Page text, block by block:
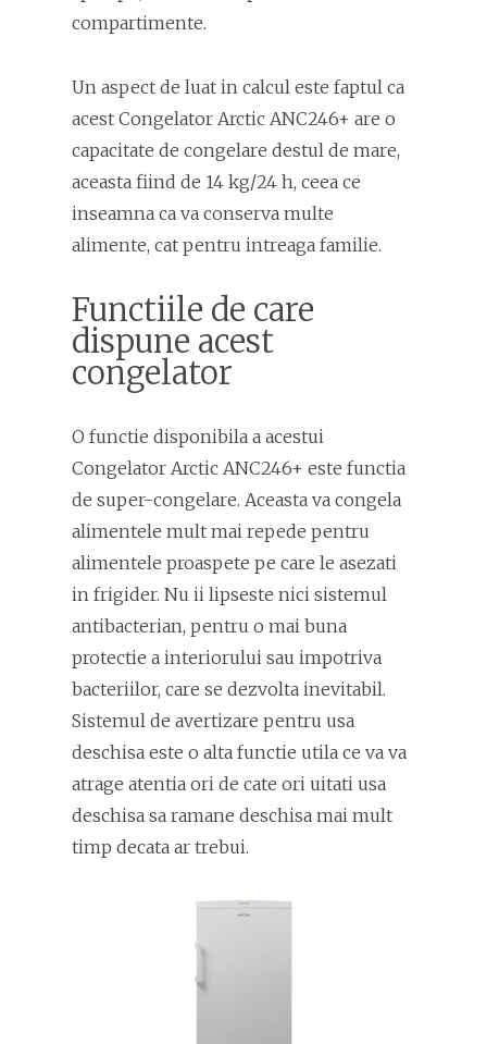
compartimente.
Un aspect de luat in calcul este faptul ca
acest Congelator Arctic ANC246+ are o
capacitate de congelare destul de mare,
aceasta fiind de 14 kg/24 h, ceea ce
inseamna ca va conserva multe
alimente, cat pentru intreaga familie.
Functiile de care
dispune acest
congelator
O functie disponibila a acestui
Congelator Arctic ANC246+ este functia
de super-congelare. Aceasta va congela
alimentele mult mai repede pentru
alimentele proaspete pe care le asezati
in frigider. Nu ii lipseste nici sistemul
antibacterian, pentru o mai buna
protectie a interiorului sau impotriva
bacteriilor, care se dezvolta inevitabil.
Sistemul de avertizare pentru usa
deschisa este o alta functie utila ce va va
atrage atentia ori de cate ori uitati usa
deschisa sa ramane deschisa mai mult
timp decata ar trebui.